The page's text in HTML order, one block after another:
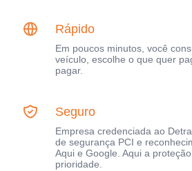
Rápido
Em poucos minutos, você
veículo, escolhe o que quer
pagar.
Seguro
Empresa credenciada ao
de segurança PCI e
Aqui e Google. Aqui a
prioridade.